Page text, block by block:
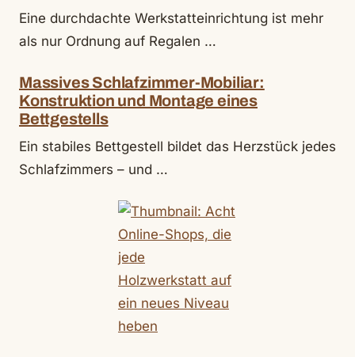
Eine durchdachte Werkstatteinrichtung ist mehr
als nur Ordnung auf Regalen …
Massives Schlafzimmer-Mobiliar:
Konstruktion und Montage eines
Bettgestells
Ein stabiles Bettgestell bildet das Herzstück jedes
Schlafzimmers – und …